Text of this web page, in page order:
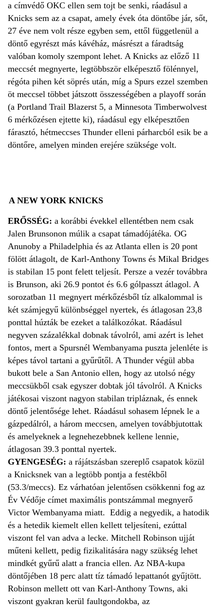
a címvédő OKC ellen sem tojt be senki, ráadásul a
Knicks sem az a csapat, amely évek óta döntőbe jár, sőt,
27 éve nem volt része egyben sem, ettől függetlenül a
döntő egyrészt más kávéház, másrészt a fáradtság
valóban komoly szempont lehet. A Knicks az előző 11
meccsét megnyerte, legtöbbször elképesztő fölénnyel,
régóta pihen két söprés után, míg a Spurs ezzel szemben
öt meccsel többet játszott összességében a playoff során
(a Portland Trail Blazerst 5, a Minnesota Timberwolvest
6 mérkőzésen ejtette ki), ráadásul egy elképesztően
fárasztó, hétmeccses Thunder elleni párharcból esik be a
döntőre, amelyen minden erejére szüksége volt.
ERŐSSÉG: a korábbi évekkel ellentétben nem csak
Jalen Brunsonon múlik a csapat támadójátéka. OG
Anunoby a Philadelphia és az Atlanta ellen is 20 pont
fölött átlagolt, de Karl-Anthony Towns és Mikal Bridges
is stabilan 15 pont felett teljesít. Persze a vezér továbbra
is Brunson, aki 26.9 pontot és 6.6 gólpasszt átlagol. A
sorozatban 11 megnyert mérkőzésből tíz alkalommal is
két számjegyű különbséggel nyertek, és átlagosan 23,8
ponttal húzták be ezeket a találkozókat. Ráadásul
negyven százalékkal dobnak távolról, ami azért is lehet
fontos, mert a Spursnél Wembanyama puszta jelenléte is
képes távol tartani a gyűrűtől. A Thunder végül abba
bukott bele a San Antonio ellen, hogy az utolsó négy
meccsükből csak egyszer dobtak jól távolról. A Knicks
játékosai viszont nagyon stabilan tripláznak, és ennek
döntő jelentősége lehet. Ráadásul sohasem lépnek le a
gázpedálról, a három meccsen, amelyen továbbjutottak
és amelyeknek a legnehezebbnek kellene lennie,
átlagosan 39.3 ponttal nyertek.
GYENGESÉG: a rájátszásban szereplő csapatok közül
a Knicksnek van a legtöbb pontja a festékből
(53.3/meccs). Ez várhatóan jelentősen csökkenni fog az
Év Védője címet maximális pontszámmal megnyerő
Victor Wembanyama miatt. Eddig a negyedik, a hatodik
és a hetedik kiemelt ellen kellett teljesíteni, ezúttal
viszont fel van adva a lecke. Mitchell Robinson ujját
műteni kellett, pedig fizikalitására nagy szükség lehet
mindkét gyűrű alatt a francia ellen. Az NBA-kupa
döntőjében 18 perc alatt tíz támadó lepattanót gyűjtött.
Robinson mellett ott van Karl-Anthony Towns, aki
viszont gyakran kerül faultgondokba, az
A NEW YORK KNICKS